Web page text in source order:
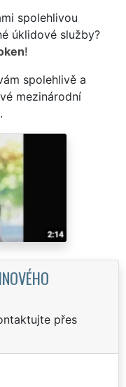
spolehlivou
úklidové služby?
!
spolehlivě a
mezinárodní
přes